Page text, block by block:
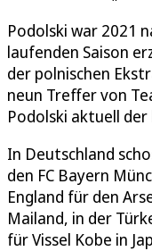
Podolski war 2021
laufenden Saison
der polnischen
neun Treffer von
Podolski aktuell
In Deutschland
den FC Bayern
England für den
Mailand, in der
für Vissel Kobe in